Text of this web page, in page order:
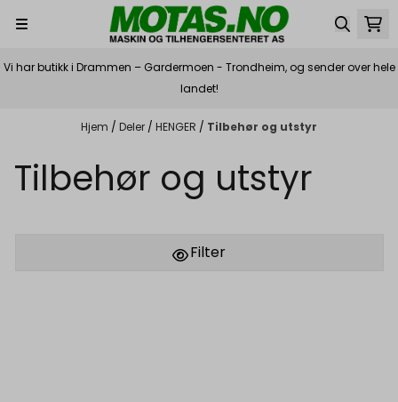
Hopp til innhold
Vi har butikk i Drammen – Gardermoen - Trondheim, og sender over hele
landet!
Hjem / Deler / HENGER / Tilbehør og utstyr
Tilbehør og utstyr
Filter